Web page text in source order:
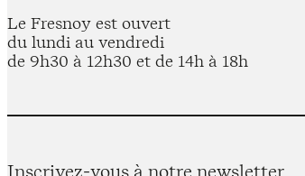
Le Fresnoy est ouvert
du lundi au vendredi
de 9h30 à 12h30 et de 14h à 18h
Inscrivez-vous à notre newsletter